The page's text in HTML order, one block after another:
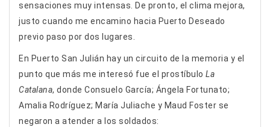
sensaciones muy intensas. De pronto, el clima mejora,
justo cuando me encamino hacia Puerto Deseado
previo paso por dos lugares.
En Puerto San Julián hay un circuito de la memoria y el
punto que más me interesó fue el prostíbulo La
Catalana, donde Consuelo García; Ángela Fortunato;
Amalia Rodríguez; María Juliache y Maud Foster se
negaron a atender a los soldados: